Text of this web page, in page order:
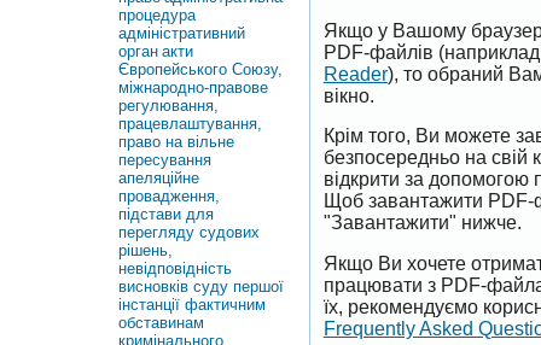
процедура
адміністративний
орган акти
Європейського Союзу,
міжнародно-правове
регулювання,
працевлаштування,
право на вільне
пересування
апеляційне
провадження,
підстави для
перегляду судових
рішень,
невідповідність
висновків суду першої
інстанції фактичним
обставинам
кримінального
Якщо у Вашому
PDF-файлів
Reader), то обраний
вікно.
Крім того, Ви можете
безпосередньо на
відкрити за
Щоб завантажити PDF-
"Завантажити" нижче.
Якщо Ви хочете
працювати з PDF-
їх, рекомендуємо
Frequently Asked